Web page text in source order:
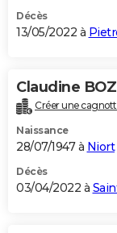
Décès
13/05/2022 à
Claudine
Créer une
Naissance
28/07/1947 à Niort
Décès
03/04/2022 à